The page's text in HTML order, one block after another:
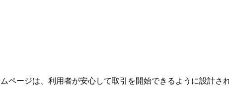
ページは、利用者が安心して取引を開始できるように設計